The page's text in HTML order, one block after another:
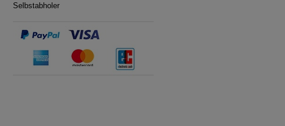
Selbstabholer